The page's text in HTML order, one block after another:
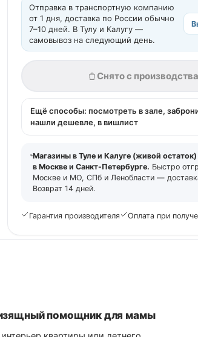
Отправка в транспортную компанию
от 1 дня, доставка по России обычно
7–10 дней. В Тулу и Калугу —
самовывоз на следующий день.
Снято с
Ещё способы: посмотреть в зале,
нашли дешевле, в вишлист
Магазины в Туле и Калуге (живой
в Москве и Санкт-Петербурге. Быстро
Москве и МО, СПб и Ленобласти —
Возврат 14 дней.
Гарантия производителя Оплата при
изящный помощник для мамы